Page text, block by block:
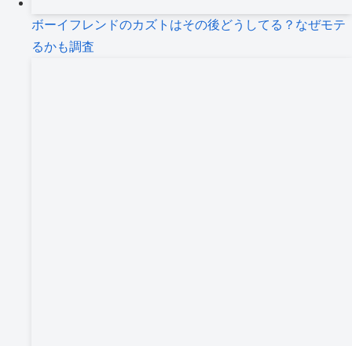
ボーイフレンドのカズトはその後どうしてる？なぜモテ
るかも調査